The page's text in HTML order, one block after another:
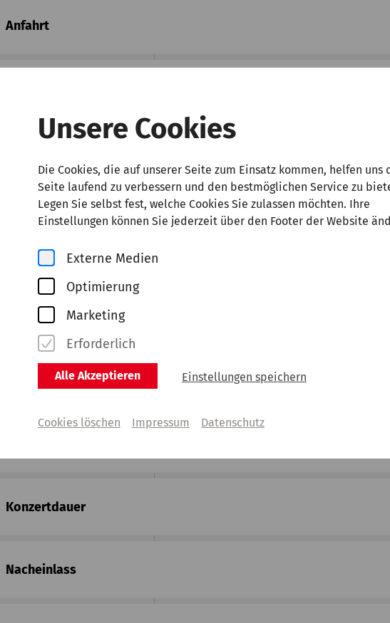
Unsere Cookies
Die Cookies, die auf unserer Seite zum Einsatz kommen, helfen uns
Seite laufend zu verbessern und den bestmöglichen Service zu
Legen Sie selbst fest, welche Cookies Sie zulassen möchten. Ihre
Einstellungen können Sie jederzeit über den Footer der Website
Externe Medien
Optimierung
Marketing
Erforderlich
Alle Akzeptieren Einstellungen speichern
Cookies löschen Impressum Datenschutz
Anfahrt
Gastronomie
Konzertdauer
Nacheinlass